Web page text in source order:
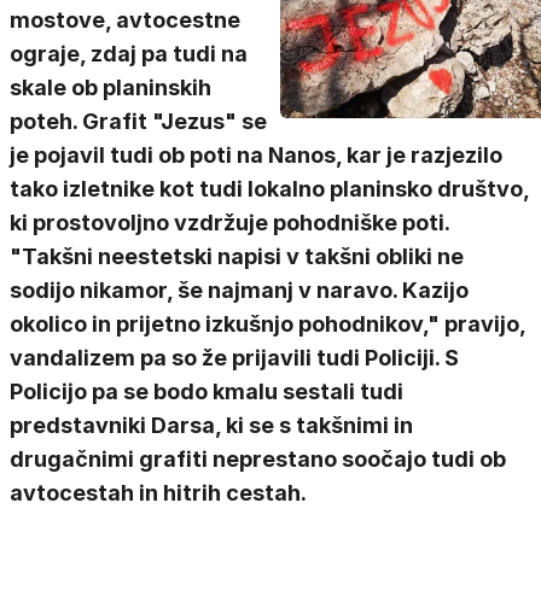
mostove, avtocestne
ograje, zdaj pa tudi na
skale ob planinskih
poteh. Grafit "Jezus" se
je pojavil tudi ob poti na Nanos, kar je razjezilo
tako izletnike kot tudi lokalno planinsko društvo,
ki prostovoljno vzdržuje pohodniške poti.
"Takšni neestetski napisi v takšni obliki ne
sodijo nikamor, še najmanj v naravo. Kazijo
okolico in prijetno izkušnjo pohodnikov," pravijo,
vandalizem pa so že prijavili tudi Policiji. S
Policijo pa se bodo kmalu sestali tudi
predstavniki Darsa, ki se s takšnimi in
drugačnimi grafiti neprestano soočajo tudi ob
avtocestah in hitrih cestah.